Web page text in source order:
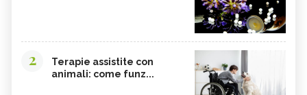
2
Terapie assistite con
animali: come funz...